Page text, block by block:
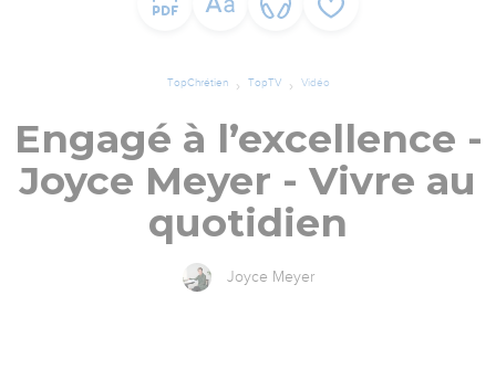
TopChrétien TopTV Vidéo
Engagé à l’excellence -
Joyce Meyer - Vivre au
quotidien
Joyce Meyer